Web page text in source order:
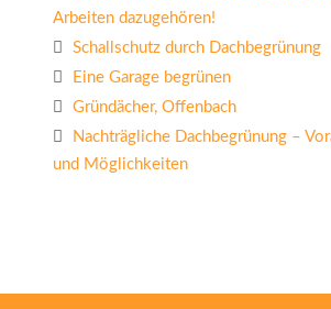
Arbeiten dazugehören!
Schallschutz durch Dachbegrünung
Eine Garage begrünen
Gründächer, Offenbach
Nachträgliche Dachbegrünung –
und Möglichkeiten